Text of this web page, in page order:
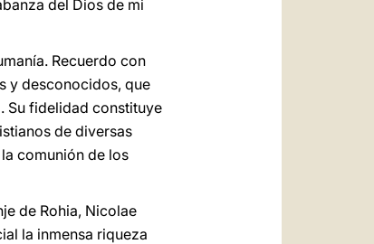
del Dios de mi
Recuerdo con
y desconocidos, que
Su fidelidad constituye
de diversas
comunión de los
de Rohia, Nicolae
la inmensa riqueza